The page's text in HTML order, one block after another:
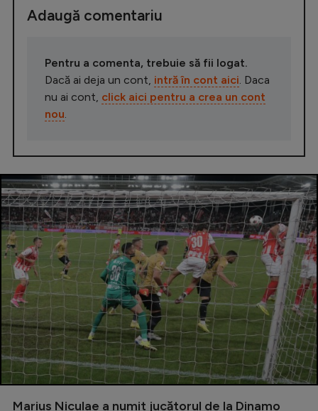
Adaugă comentariu
Pentru a comenta, trebuie să fii logat.
Dacă ai deja un cont, intră în cont aici . Daca
nu ai cont, click aici pentru a crea un cont
nou
Marius Niculae a numit jucătorul de la Dinamo